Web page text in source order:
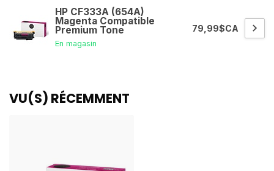
HP CF333A (654A)
Magenta Compatible
Premium Tone
En magasin
79,99$CA
VU(S) RÉCEMMENT